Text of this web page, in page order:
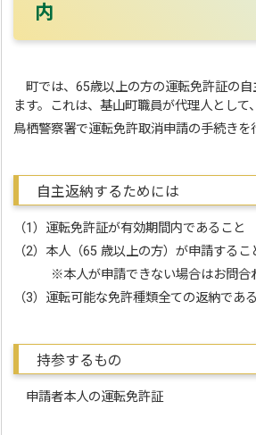
内
町では、65歳以上の方の運転免許証の自
ます。これは、基山町職員が代理人として、
鳥栖警察署で運転免許取消申請の手続きを
自主返納するためには
（1）運転免許証が有効期間内であること
（2）本人（65 歳以上の方）が申請するこ
※本人が申請できない場合はお問合わ
（3）運転可能な免許種類全ての返納であ
持参するもの
申請者本人の運転免許証